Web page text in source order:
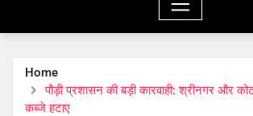
Home
​पौड़ी प्रशासन की बड़ी कारवाही: श्रीनगर और
कब्जे हटाए